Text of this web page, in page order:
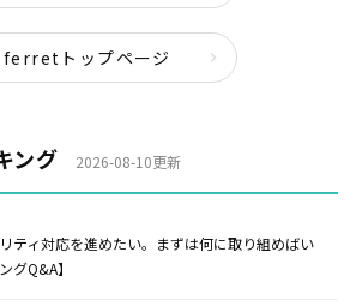
ferretトップページ
ング 2026-08-10更新
ティ対応を進めたい。まずは何に取り組めばい
グQ&A】